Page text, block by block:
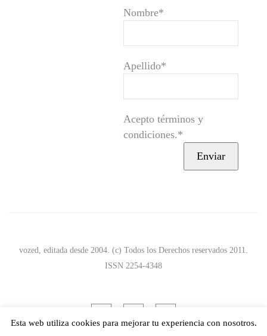
Nombre*
Apellido*
Acepto términos y
condiciones.*
vozed, editada desde 2004. (c) Todos los Derechos reservados 2011.
ISSN 2254-4348
Esta web utiliza cookies para mejorar tu experiencia con nosotros.